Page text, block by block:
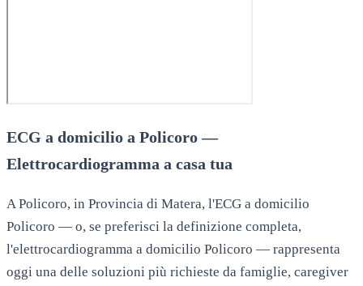
ECG a domicilio a Policoro —
Elettrocardiogramma a casa tua
A Policoro, in Provincia di Matera, l'ECG a domicilio
Policoro — o, se preferisci la definizione completa,
l'elettrocardiogramma a domicilio Policoro — rappresenta
oggi una delle soluzioni più richieste da famiglie, caregiver